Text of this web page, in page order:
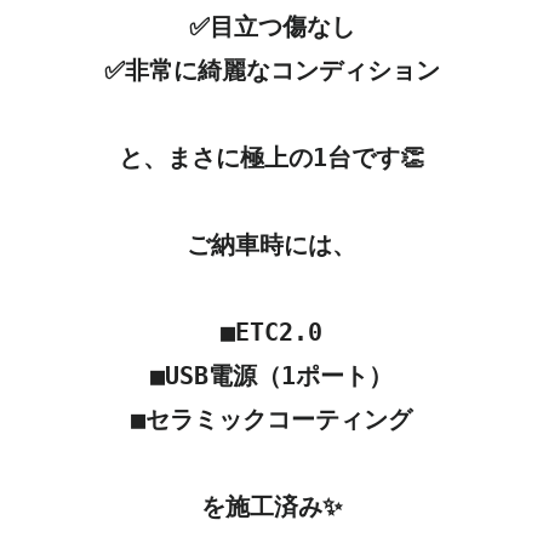
✅目立つ傷なし
✅非常に綺麗なコンディション
と、まさに極上の1台です👏
ご納車時には、
■ETC2.0
■USB電源（1ポート）
■セラミックコーティング
を施工済み✨